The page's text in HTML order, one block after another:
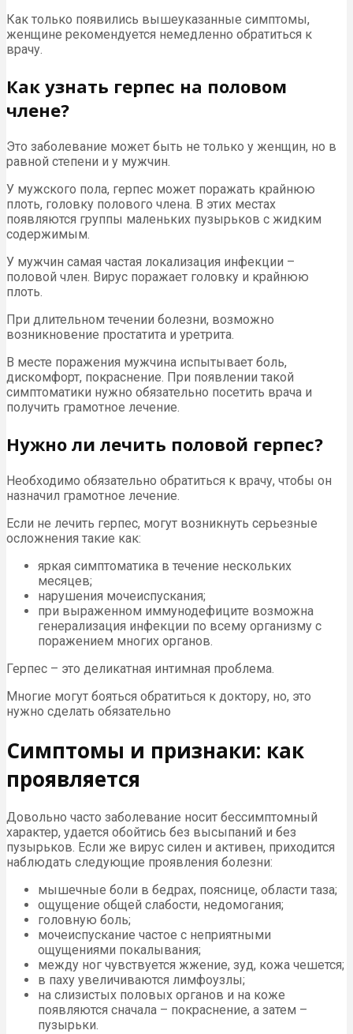
Как только появились вышеуказанные симптомы,
женщине рекомендуется немедленно обратиться к
врачу.
Как узнать герпес на половом
члене?
Это заболевание может быть не только у женщин, но в
равной степени и у мужчин.
У мужского пола, герпес может поражать крайнюю
плоть, головку полового члена. В этих местах
появляются группы маленьких пузырьков с жидким
содержимым.
У мужчин самая частая локализация инфекции –
половой член. Вирус поражает головку и крайнюю
плоть.
При длительном течении болезни, возможно
возникновение простатита и уретрита.
В месте поражения мужчина испытывает боль,
дискомфорт, покраснение. При появлении такой
симптоматики нужно обязательно посетить врача и
получить грамотное лечение.
Нужно ли лечить половой герпес?
Необходимо обязательно обратиться к врачу, чтобы он
назначил грамотное лечение.
Если не лечить герпес, могут возникнуть серьезные
осложнения такие как:
яркая симптоматика в течение нескольких
месяцев;
нарушения мочеиспускания;
при выраженном иммунодефиците возможна
генерализация инфекции по всему организму с
поражением многих органов.
Герпес – это деликатная интимная проблема.
Многие могут бояться обратиться к доктору, но, это
нужно сделать обязательно
Симптомы и признаки: как
проявляется
Довольно часто заболевание носит бессимптомный
характер, удается обойтись без высыпаний и без
пузырьков. Если же вирус силен и активен, приходится
наблюдать следующие проявления болезни:
мышечные боли в бедрах, пояснице, области таза;
ощущение общей слабости, недомогания;
головную боль;
мочеиспускание частое с неприятными
ощущениями покалывания;
между ног чувствуется жжение, зуд, кожа чешется;
в паху увеличиваются лимфоузлы;
на слизистых половых органов и на коже
появляются сначала – покраснение, а затем –
пузырьки.